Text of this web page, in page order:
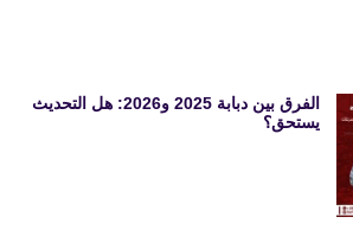
الفرق بين دبابة 2025 و2026: هل التحديث
يستحق؟